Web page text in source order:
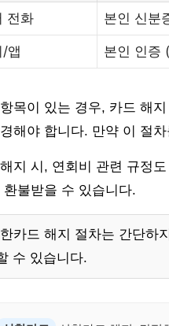
전화 본인 신분
/앱 본인 인증
목이 있는 경우, 카드 해
해야 합니다. 만약 이 절
지 시, 연회비 관련 규정
환불받을 수 있습니다.
카드 해지 절차는 간단하
수 있습니다.